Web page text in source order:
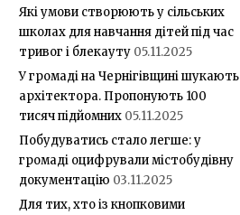
Які умови створюють у сільських
школах для навчання дітей під час
тривог і блекауту 05.11.2025
У громаді на Чернігівщині шукають
архітектора. Пропонують 100
тисяч підйомних 05.11.2025
Побудуватись стало легше: у
громаді оцифрували містобудівну
документацію 03.11.2025
Для тих, хто із кнопковими